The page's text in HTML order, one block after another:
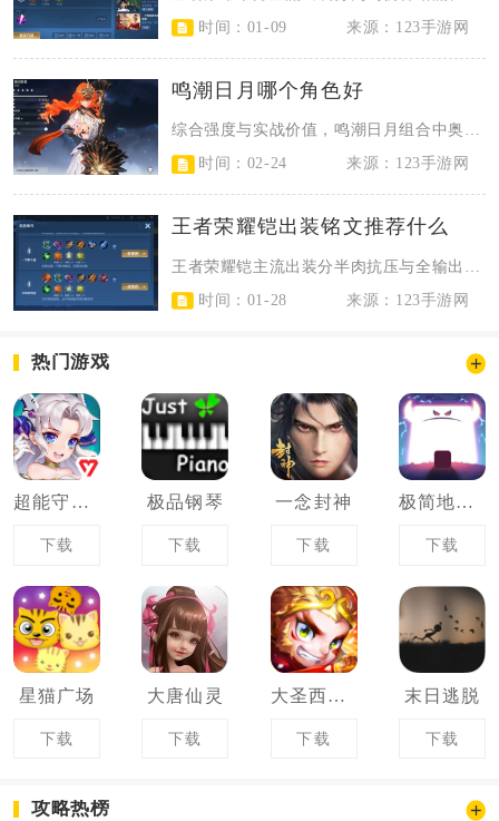
时间：01-09
来源：123手游网
鸣潮日月哪个角色好
综合强度与实战价值，鸣潮日月组合中奥古斯塔（日）优先级更高，尤诺（月）是核心...
时间：02-24
来源：123手游网
王者荣耀铠出装铭文推荐什么
时间：01-28
来源：123手游网
热门游戏
超能守护者
下载
极品钢琴
下载
一念封神
下载
极简地下城
下载
星猫广场
下载
大唐仙灵
下载
大圣西行记
下载
末日逃脱
下载
攻略热榜